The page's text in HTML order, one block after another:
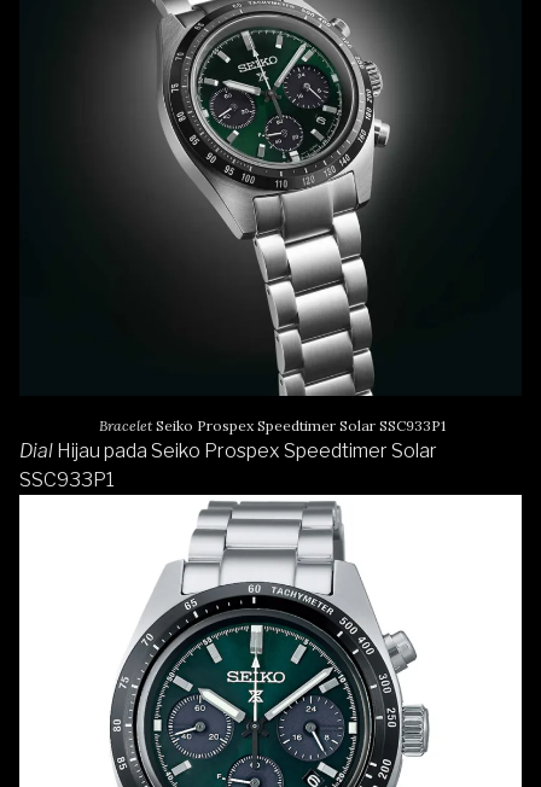
BraceletSeiko Prospex Speedtimer Solar SSC933P1
Dial Hijau pada Seiko Prospex Speedtimer Solar
SSC933P1